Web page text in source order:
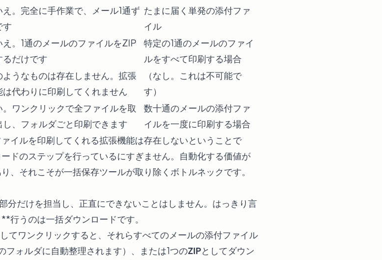
え。完全に手作業で、メール1通ず
す
たまに届く単発の添付ファ
イル
え。1通のメールのファイルをZIP
るだけです
特定の1通のメールのファイ
ルをすべて印刷する場合
ようなものは存在しません。拡張
は代わりに印刷してくれません
（なし。これは不可能で
す）
。ワンクリックで全ファイルを取
し、フォルダごと印刷できます
数十通のメールの添付ファ
イルを一度に印刷する場合
イルを印刷してくれる拡張機能は存在しないということで
ドのステップを行っているにすぎません。自動化する価値が
、それこそが一括保存ツールが取り除くボトルネックです。
分だけを担当し、正直にできないことはしません。はっきり言
行うのは一括ダウンロードです。
てワンクリックすると、それらすべてのメールの添付ファイル
フォルダに自動整理されます）、または1つのZIPとしてダウン